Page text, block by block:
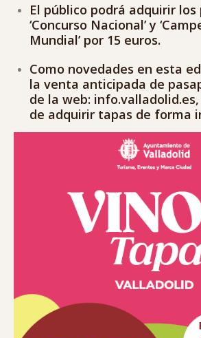
El público podrá adquirir
‘Concurso Nacional’ y
Mundial’ por 15 euros.
Como novedades en esta
la venta anticipada de
de la web:
de adquirir tapas de forma